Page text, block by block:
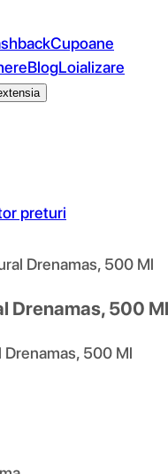
Cupoane
BlogLoializare
preturi
Drenamas, 500 Ml
Drenamas, 500 Ml